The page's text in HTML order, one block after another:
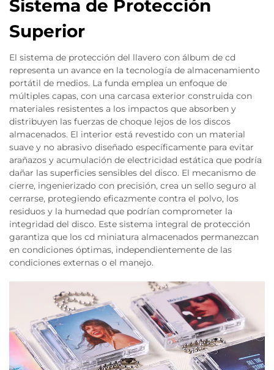
Sistema de Protección
Superior
El sistema de protección del llavero con álbum de cd
representa un avance en la tecnología de almacenamiento
portátil de medios. La funda emplea un enfoque de
múltiples capas, con una carcasa exterior construida con
materiales resistentes a los impactos que absorben y
distribuyen las fuerzas de choque lejos de los discos
almacenados. El interior está revestido con un material
suave y no abrasivo diseñado específicamente para evitar
arañazos y acumulación de electricidad estática que podría
dañar las superficies sensibles del disco. El mecanismo de
cierre, ingenierizado con precisión, crea un sello seguro al
cerrarse, protegiendo eficazmente contra el polvo, los
residuos y la humedad que podrían comprometer la
integridad del disco. Este sistema integral de protección
garantiza que los cd miniatura almacenados permanezcan
en condiciones óptimas, independientemente de las
condiciones externas o el manejo.